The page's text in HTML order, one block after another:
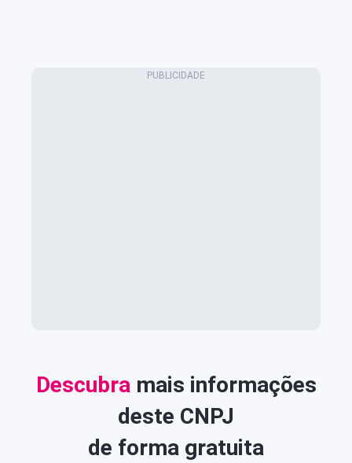
Descubra mais informações
deste CNPJ
de forma gratuita